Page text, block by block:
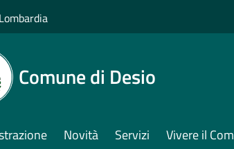
Comune di Desio
Novità Servizi Vivere il